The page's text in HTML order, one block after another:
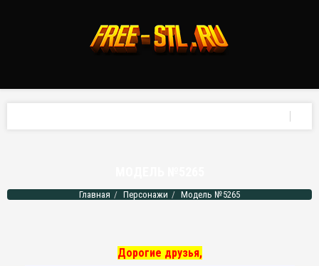
Главная Персонажи Модель №5265
Дорогие друзья,